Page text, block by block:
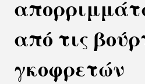
από τις
γκοφρετών